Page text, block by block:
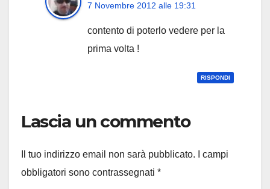
7 Novembre 2012 alle 19:31
contento di poterlo vedere per la
prima volta !
RISPONDI
Lascia un commento
Il tuo indirizzo email non sarà pubblicato.
I campi
obbligatori sono contrassegnati *